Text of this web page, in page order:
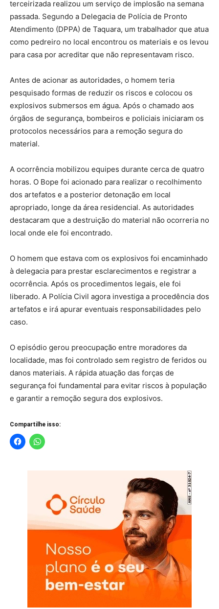
terceirizada realizou um serviço de implosão na semana
passada. Segundo a Delegacia de Polícia de Pronto
Atendimento (DPPA) de Taquara, um trabalhador que atua
como pedreiro no local encontrou os materiais e os levou
para casa por acreditar que não representavam risco.
Antes de acionar as autoridades, o homem teria
pesquisado formas de reduzir os riscos e colocou os
explosivos submersos em água. Após o chamado aos
órgãos de segurança, bombeiros e policiais iniciaram os
protocolos necessários para a remoção segura do
material.
A ocorrência mobilizou equipes durante cerca de quatro
horas. O Bope foi acionado para realizar o recolhimento
dos artefatos e a posterior detonação em local
apropriado, longe da área residencial. As autoridades
destacaram que a destruição do material não ocorreria no
local onde ele foi encontrado.
O homem que estava com os explosivos foi encaminhado
à delegacia para prestar esclarecimentos e registrar a
ocorrência. Após os procedimentos legais, ele foi
liberado. A Polícia Civil agora investiga a procedência dos
artefatos e irá apurar eventuais responsabilidades pelo
caso.
O episódio gerou preocupação entre moradores da
localidade, mas foi controlado sem registro de feridos ou
danos materiais. A rápida atuação das forças de
segurança foi fundamental para evitar riscos à população
e garantir a remoção segura dos explosivos.
Compartilhe isso: